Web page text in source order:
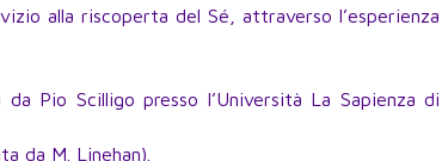
alla riscoperta del Sé, attraverso l’esperienza
Pio Scilligo presso l’Università La Sapienza di
da M. Linehan).